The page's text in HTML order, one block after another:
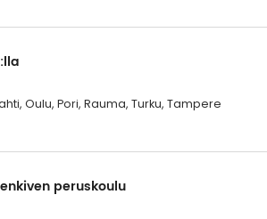
Oulu, Pori, Rauma, Turku, Tampere
peruskoulu